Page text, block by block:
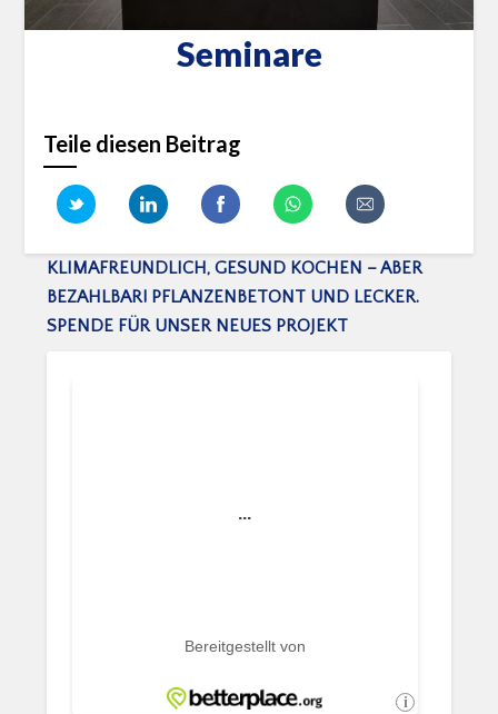
Seminare
Teile diesen Beitrag
KLIMAFREUNDLICH, GESUND KOCHEN – ABER
BEZAHLBAR! PFLANZENBETONT UND LECKER.
SPENDE FÜR UNSER NEUES PROJEKT